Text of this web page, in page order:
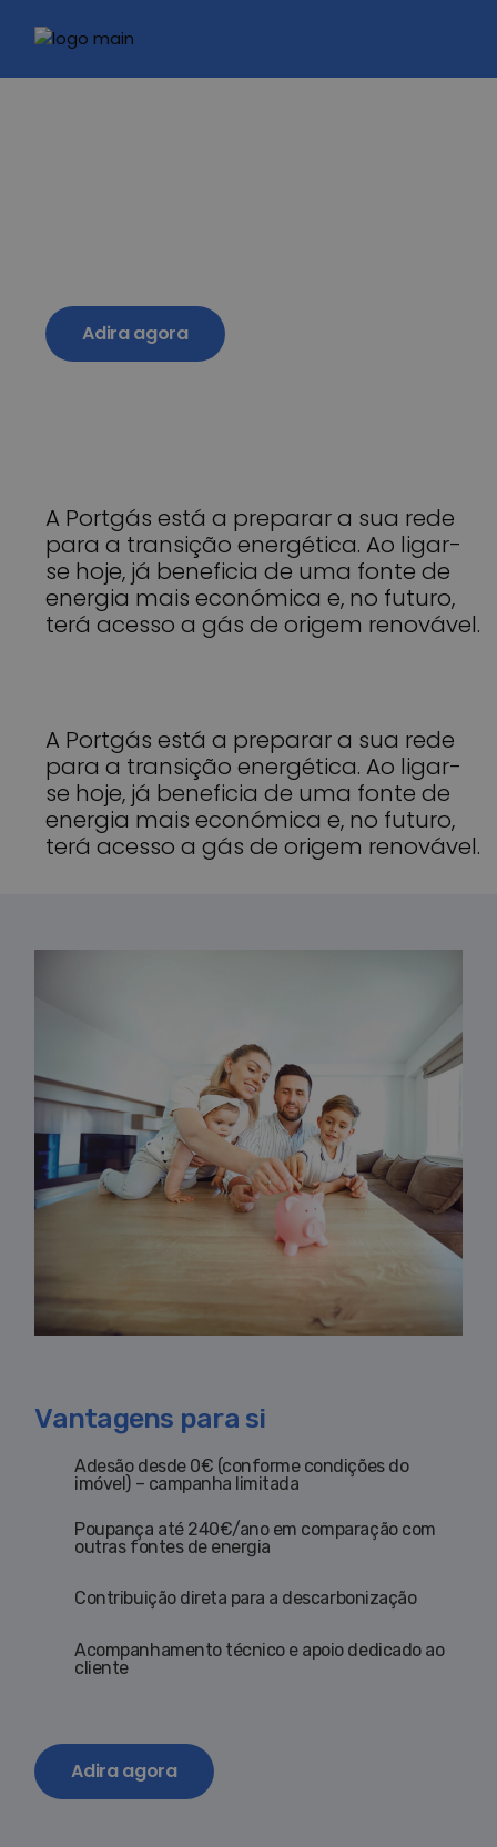
Adira agora
A Portgás está a preparar a sua rede
para a transição energética. Ao ligar-
se hoje, já beneficia de uma fonte de
energia mais económica e, no futuro,
terá acesso a gás de origem renovável.
A Portgás está a preparar a sua rede
para a transição energética. Ao ligar-
se hoje, já beneficia de uma fonte de
energia mais económica e, no futuro,
terá acesso a gás de origem renovável.
Vantagens para si
Adesão desde 0€ (conforme condições do
imóvel) – campanha limitada
Poupança até 240€/ano em comparação com
outras fontes de energia
Contribuição direta para a descarbonização
Acompanhamento técnico e apoio dedicado ao
cliente
Adira agora